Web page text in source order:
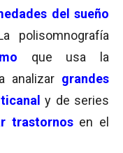
del sueño
polisomnografía
que usa la
analizar grandes
y de series
trastornosen el